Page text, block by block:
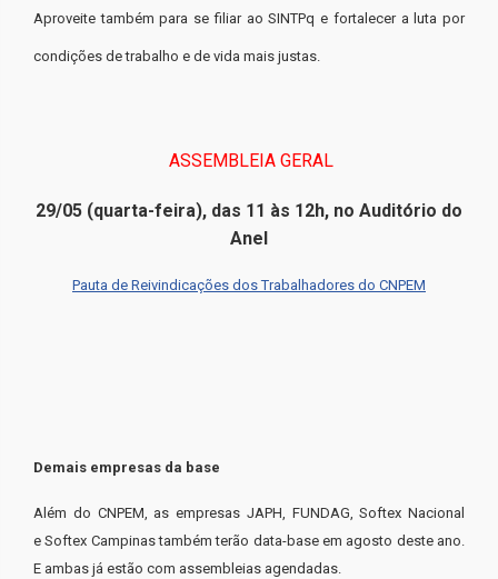
Aproveite também para se filiar ao SINTPq e fortalecer a luta por
condições de trabalho e de vida mais justas.
ASSEMBLEIA GERAL
29/05 (quarta-feira), das 11 às 12h, no Auditório do
Anel
Pauta de Reivindicações dos Trabalhadores do CNPEM
Demais empresas da base
Além do CNPEM, as empresas JAPH, FUNDAG, Softex Nacional
eSoftex Campinas também terão data-base em agosto deste ano.
E ambas já estão com assembleias agendadas.